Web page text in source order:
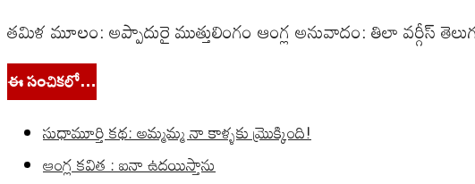
తమిళ మూలం: అప్పాదురై ముత్తులింగం ఆంగ్ల అనువాదం: తిలా వర్గీస్
ఈ సంచికలో…
సుధామూర్తి కథ: అమ్మమ్మ నా కాళ్ళకు మ్రొక్కింది!
ఆంగ్ల కవిత : ఐనా ఉదయిస్తాను